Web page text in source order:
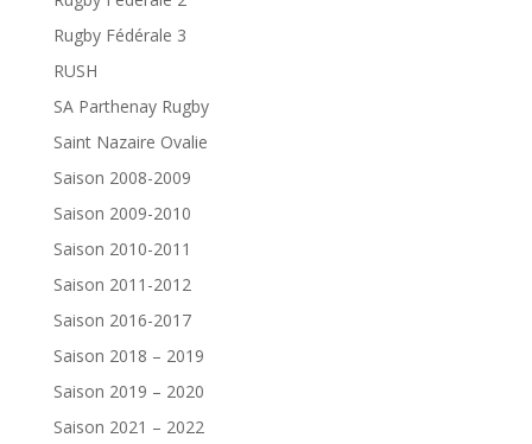
Rugby Fédérale 3
RUSH
SA Parthenay Rugby
Saint Nazaire Ovalie
Saison 2008-2009
Saison 2009-2010
Saison 2010-2011
Saison 2011-2012
Saison 2016-2017
Saison 2018 – 2019
Saison 2019 – 2020
Saison 2021 – 2022